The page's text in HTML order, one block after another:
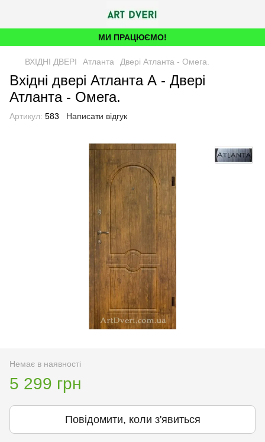
МИ ПРАЦЮЄМО!
ВХІДНІ ДВЕРІ Атланта Двері Атланта - Омега.
Вхідні двері Атланта А - Двері
Атланта - Омега.
Артикул: 583 Написати відгук
Немає в наявності
5 299 грн
Повідомити, коли з'явиться